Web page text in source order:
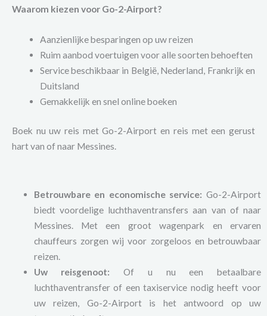
Waarom kiezen voor Go-2-Airport?
Aanzienlijke besparingen op uw reizen
Ruim aanbod voertuigen voor alle soorten behoeften
Service beschikbaar in België, Nederland, Frankrijk en
Duitsland
Gemakkelijk en snel online boeken
Boek nu uw reis met Go-2-Airport en reis met een gerust
hart van of naar Messines.
Betrouwbare en economische service: Go-2-Airport
biedt voordelige luchthaventransfers aan van of naar
Messines. Met een groot wagenpark en ervaren
chauffeurs zorgen wij voor zorgeloos en betrouwbaar
reizen.
Uw reisgenoot: Of u nu een betaalbare
luchthaventransfer of een taxiservice nodig heeft voor
uw reizen, Go-2-Airport is het antwoord op uw